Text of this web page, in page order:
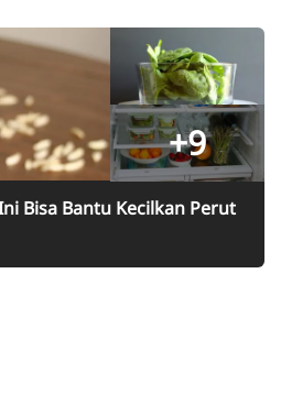
+9
Bisa Bantu Kecilkan Perut